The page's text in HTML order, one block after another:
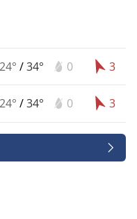
24° /34° 0 3
24° /34° 0 3